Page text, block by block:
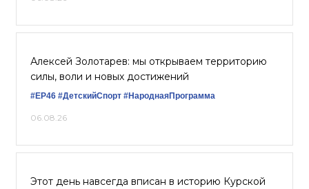
Алексей Золотарев: мы открываем территорию
силы, воли и новых достижений
#ЕР46 #ДетскийСпорт #НароднаяПрограмма
06.08.26
Этот день навсегда вписан в историю Курской